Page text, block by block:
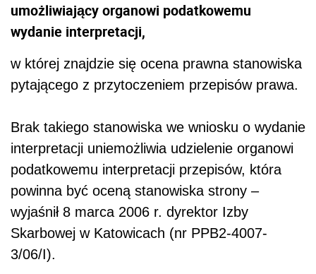
umożliwiający organowi podatkowemu
wydanie interpretacji,
w której znajdzie się ocena prawna stanowiska
pytającego z przytoczeniem przepisów prawa.
Brak takiego stanowiska we wniosku o wydanie
interpretacji uniemożliwia udzielenie organowi
podatkowemu interpretacji przepisów, która
powinna być oceną stanowiska strony –
wyjaśnił 8 marca 2006 r. dyrektor Izby
Skarbowej w Katowicach (nr PPB2-4007-
3/06/I).